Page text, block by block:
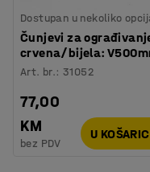
Dostupan u nekoliko
Čunjevi za
crvena/bijela:
Art. br.:31052
77,00
KM
bez PDV
U